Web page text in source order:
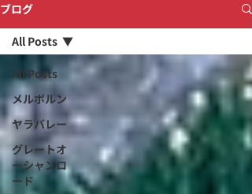
ブログ
All Posts
メルボルン
ヤラバレー
グレートオ
ーシャンロ
ード
All Posts